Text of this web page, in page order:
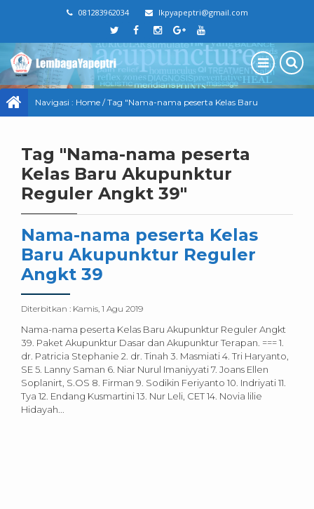
081283962034 lkpyapeptri@gmail.com
Navigasi : Home /Tag "Nama-nama peserta Kelas Baru
Tag "Nama-nama peserta
Kelas Baru Akupunktur
Reguler Angkt 39"
Nama-nama peserta Kelas
Baru Akupunktur Reguler
Angkt 39
Diterbitkan : Kamis, 1 Agu 2019
Nama-nama peserta Kelas Baru Akupunktur Reguler Angkt
39. Paket Akupunktur Dasar dan Akupunktur Terapan. === 1.
dr. Patricia Stephanie 2. dr. Tinah 3. Masmiati 4. Tri Haryanto,
SE 5. Lanny Saman 6. Niar Nurul Imaniyyati 7. Joans Ellen
Soplanirt, S.OS 8. Firman 9. Sodikin Feriyanto 10. Indriyati 11.
Tya 12. Endang Kusmartini 13. Nur Leli, CET 14. Novia lilie
Hidayah...